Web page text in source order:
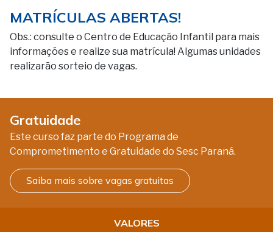
MATRÍCULAS ABERTAS!
Obs.: consulte o Centro de Educação Infantil para mais
informações e realize sua matrícula! Algumas unidades
realizarão sorteio de vagas.
Gratuidade
Este curso faz parte do Programa de
Comprometimento e Gratuidade do Sesc Paraná.
Saiba mais sobre vagas gratuitas
VALORES